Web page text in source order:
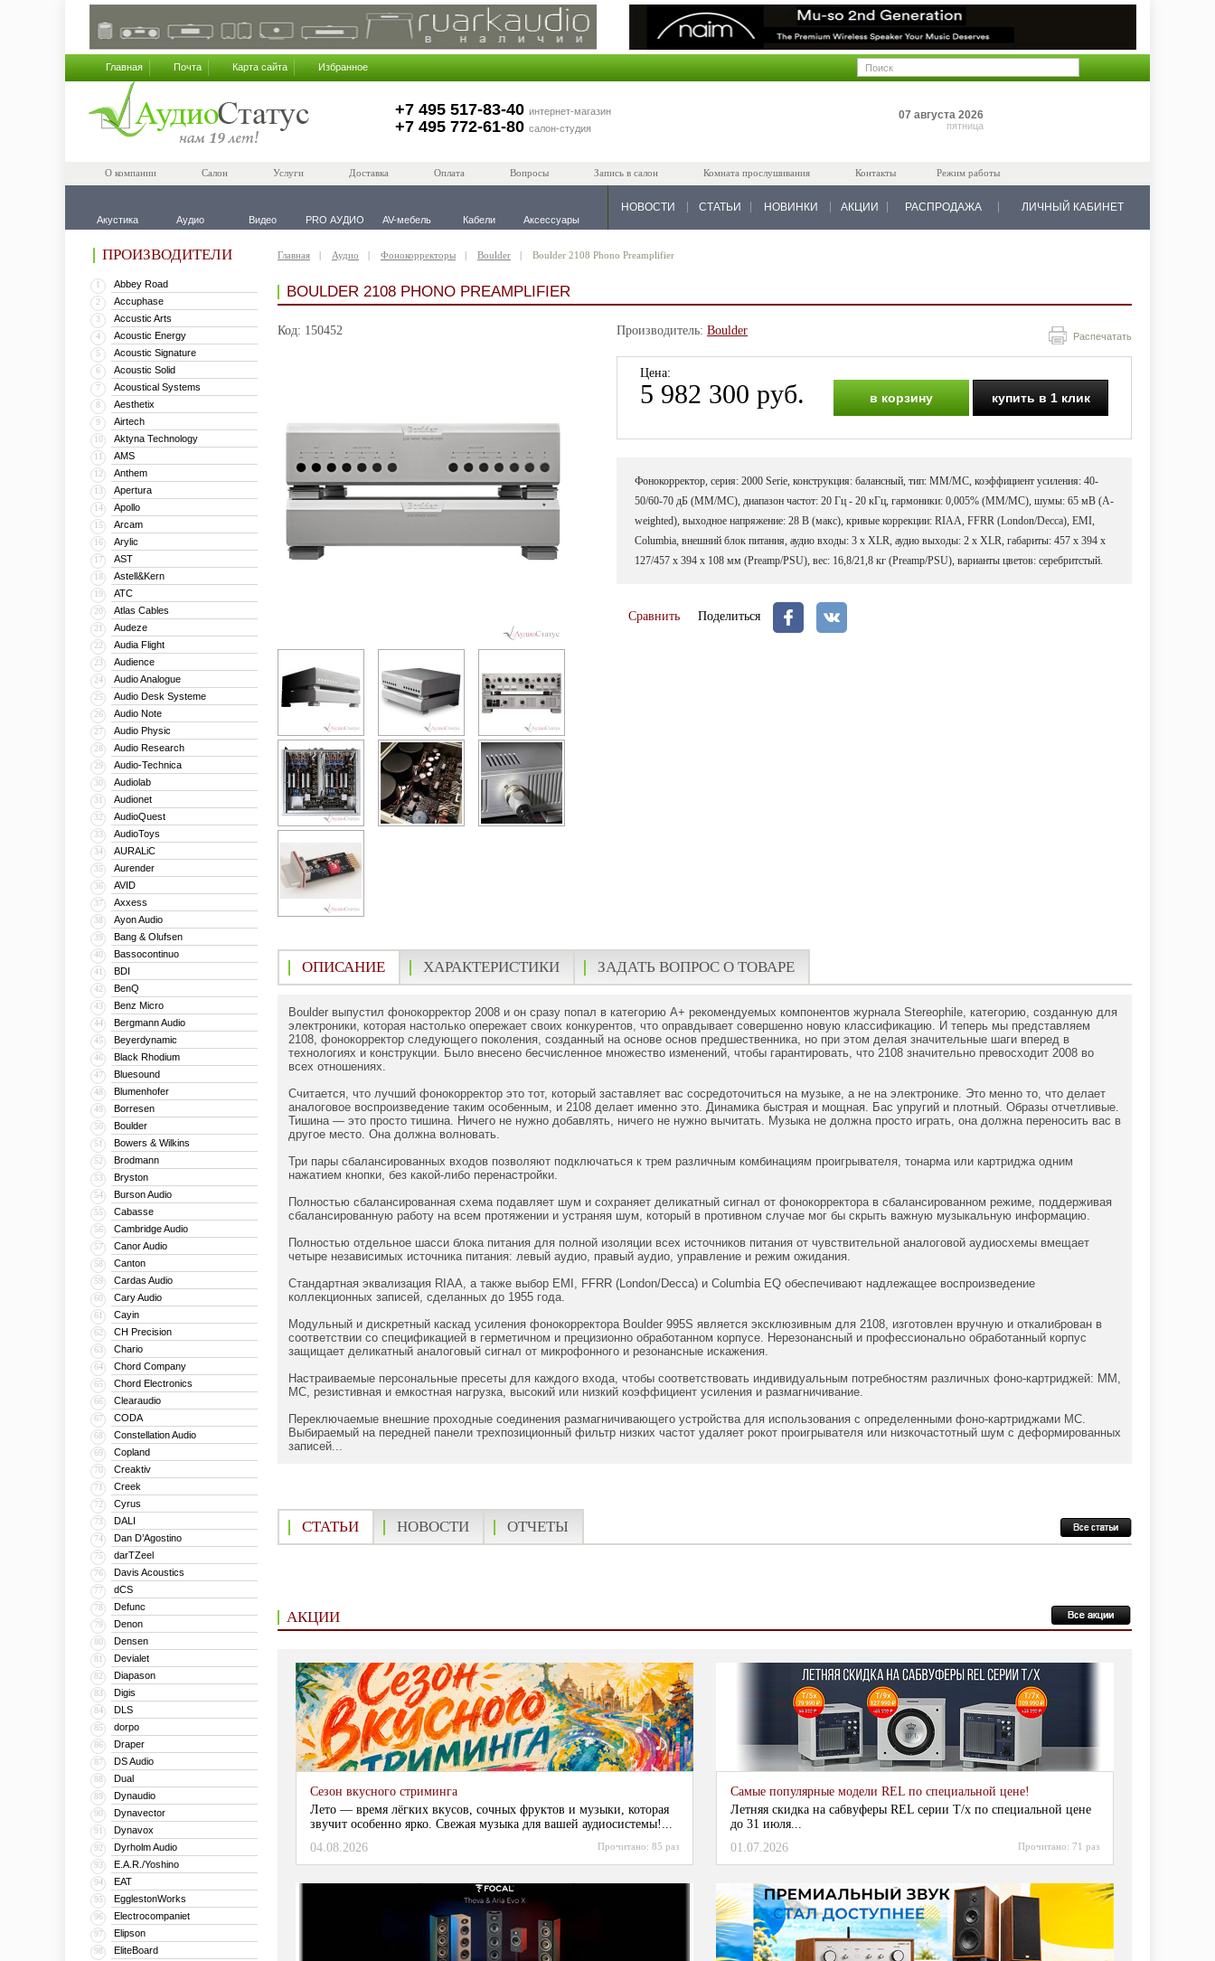
Главная Почта Карта сайта Избранное
+7 495 517-83-40 интернет-магазин
+7 495 772-61-80 салон-студия
07 августа 2026
пятница
О компании Салон Услуги Доставка Оплата Вопросы Запись в салон Комната прослушивания Контакты Режим работы
Акустика Аудио Видео PRO АУДИО AV-мебель Кабели Аксессуары
НОВОСТИ СТАТЬИ НОВИНКИ АКЦИИ РАСПРОДАЖА ЛИЧНЫЙ КАБИНЕТ
ПРОИЗВОДИТЕЛИ
1 Abbey Road
2 Accuphase
3 Accustic Arts
4 Acoustic Energy
5 Acoustic Signature
6 Acoustic Solid
7 Acoustical Systems
8 Aesthetix
9 Airtech
10 Aktyna Technology
11 AMS
12 Anthem
13 Apertura
14 Apollo
15 Arcam
16 Arylic
17 AST
18 Astell&Kern
19 ATC
20 Atlas Cables
21 Audeze
22 Audia Flight
23 Audience
24 Audio Analogue
25 Audio Desk Systeme
26 Audio Note
27 Audio Physic
28 Audio Research
29 Audio-Technica
30 Audiolab
31 Audionet
32 AudioQuest
33 AudioToys
34 AURALiC
35 Aurender
36 AVID
37 Axxess
38 Ayon Audio
39 Bang & Olufsen
40 Bassocontinuo
41 BDI
42 BenQ
43 Benz Micro
44 Bergmann Audio
45 Beyerdynamic
46 Black Rhodium
47 Bluesound
48 Blumenhofer
49 Borresen
50 Boulder
51 Bowers & Wilkins
52 Brodmann
53 Bryston
54 Burson Audio
55 Cabasse
56 Cambridge Audio
57 Canor Audio
58 Canton
59 Cardas Audio
60 Cary Audio
61 Cayin
62 CH Precision
63 Chario
64 Chord Company
65 Chord Electronics
66 Clearaudio
67 CODA
68 Constellation Audio
69 Copland
70 Creaktiv
71 Creek
72 Cyrus
73 DALI
74 Dan D’Agostino
75 darTZeel
76 Davis Acoustics
77 dCS
78 Defunc
79 Denon
80 Densen
81 Devialet
82 Diapason
83 Digis
84 DLS
85 dorpo
86 Draper
87 DS Audio
88 Dual
89 Dynaudio
90 Dynavector
91 Dynavox
92 Dyrholm Audio
93 E.A.R./Yoshino
94 EAT
95 EgglestonWorks
96 Electrocompaniet
97 Elipson
98 EliteBoard
Главная Аудио Фонокорректоры Boulder Boulder 2108 Phono Preamplifier
BOULDER 2108 PHONO PREAMPLIFIER
Код: 150452 Распечатать
Производитель: Boulder
Цена:
5 982 300 руб. в корзину купить в 1 клик
Фонокорректор, серия: 2000 Serie, конструкция: балансный, тип: ММ/МС, коэффициент усиления: 40-
50/60-70 дБ (ММ/МС), диапазон частот: 20 Гц - 20 кГц, гармоники: 0,005% (ММ/МС), шумы: 65 мВ (A-
weighted), выходное напряжение: 28 В (макс), кривые коррекции: RIAA, FFRR (London/Decca), EMI,
Columbia, внешний блок питания, аудио входы: 3 x XLR, аудио выходы: 2 x XLR, габариты: 457 x 394 x
127/457 x 394 x 108 мм (Preamp/PSU), вес: 16,8/21,8 кг (Preamp/PSU), варианты цветов: серебритстый.
Сравнить Поделиться
ОПИСАНИЕ ХАРАКТЕРИСТИКИ ЗАДАТЬ ВОПРОС О ТОВАРЕ
Boulder выпустил фонокорректор 2008 и он сразу попал в категорию A+ рекомендуемых компонентов журнала Stereophile, категорию, созданную для
электроники, которая настолько опережает своих конкурентов, что оправдывает совершенно новую классификацию. И теперь мы представляем
2108, фонокорректор следующего поколения, созданный на основе основ предшественника, но при этом делая значительные шаги вперед в
технологиях и конструкции. Было внесено бесчисленное множество изменений, чтобы гарантировать, что 2108 значительно превосходит 2008 во
всех отношениях.
Считается, что лучший фонокорректор это тот, который заставляет вас сосредоточиться на музыке, а не на электронике. Это менно то, что делает
аналоговое воспроизведение таким особенным, и 2108 делает именно это. Динамика быстрая и мощная. Бас упругий и плотный. Образы отчетливые.
Тишина — это просто тишина. Ничего не нужно добавлять, ничего не нужно вычитать. Музыка не должна просто играть, она должна переносить вас в
другое место. Она должна волновать.
Три пары сбалансированных входов позволяют подключаться к трем различным комбинациям проигрывателя, тонарма или картриджа одним
нажатием кнопки, без какой-либо перенастройки.
Полностью сбалансированная схема подавляет шум и сохраняет деликатный сигнал от фонокорректора в сбалансированном режиме, поддерживая
сбалансированную работу на всем протяжении и устраняя шум, который в противном случае мог бы скрыть важную музыкальную информацию.
Полностью отдельное шасси блока питания для полной изоляции всех источников питания от чувствительной аналоговой аудиосхемы вмещает
четыре независимых источника питания: левый аудио, правый аудио, управление и режим ожидания.
Стандартная эквализация RIAA, а также выбор EMI, FFRR (London/Decca) и Columbia EQ обеспечивают надлежащее воспроизведение
коллекционных записей, сделанных до 1955 года.
Модульный и дискретный каскад усиления фонокорректора Boulder 995S является эксклюзивным для 2108, изготовлен вручную и откалиброван в
соответствии со спецификацией в герметичном и прецизионно обработанном корпусе. Нерезонансный и профессионально обработанный корпус
защищает деликатный аналоговый сигнал от микрофонного и резонансные искажения.
Настраиваемые персональные пресеты для каждого входа, чтобы соответствовать индивидуальным потребностям различных фоно-картриджей: MM,
MC, резистивная и емкостная нагрузка, высокий или низкий коэффициент усиления и размагничивание.
Переключаемые внешние проходные соединения размагничивающего устройства для использования с определенными фоно-картриджами MC.
Выбираемый на передней панели трехпозиционный фильтр низких частот удаляет рокот проигрывателя или низкочастотный шум с деформированных
записей...
СТАТЬИ НОВОСТИ ОТЧЕТЫ
АКЦИИ
Сезон вкусного стриминга
Лето — время лёгких вкусов, сочных фруктов и музыки, которая
звучит особенно ярко. Свежая музыка для вашей аудиосистемы!...
04.08.2026
Прочитано: 85 раз
Самые популярные модели REL по специальной цене!
Летняя скидка на сабвуферы REL серии T/x по специальной цене
до 31 июля...
01.07.2026
Прочитано: 71 раз